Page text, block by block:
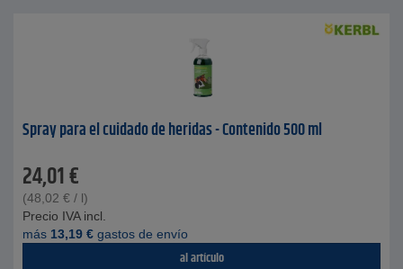
Spray para el cuidado de heridas - Contenido 500 ml
24,01€
(48,02 € / l)
Precio IVA incl.
más 13,19 € gastos de envío
al artículo